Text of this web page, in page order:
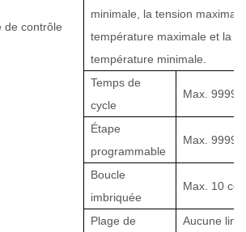
de contrôle
minimale, la tension
température maximale et la
température minimale.
Temps de
cycle
Max. 9999
Étape
programmable
Max. 9999
Boucle
imbriquée
Max. 10
Plage de
Aucune